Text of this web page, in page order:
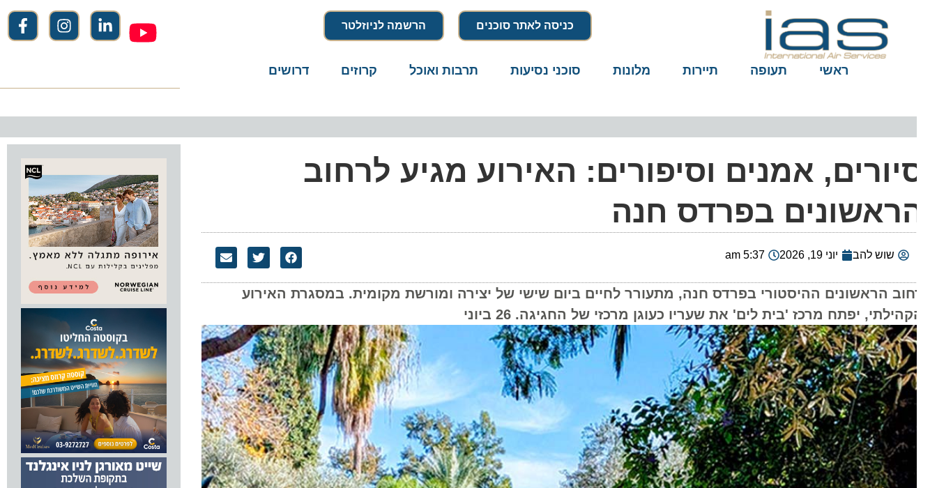
כניסה לאתר סוכנים הרשמה לניוזלטר
ראשי תעופה תיירות מלונות סוכני נסיעות תרבות ואוכל קרוזים דרושים
אמנים וסיפורים: האירוע מגיע לרחוב
בפרדס חנה
שוש להב יוני 19, 2026 5:37 am
הראשונים ההיסטורי בפרדס חנה, מתעורר לחיים ביום שישי של יצירה ומורשת מקומית. במסגרת האירוע
יפתח מרכז 'בית לים' את שעריו כעוגן מרכזי של החגיגה. 26 ביוני